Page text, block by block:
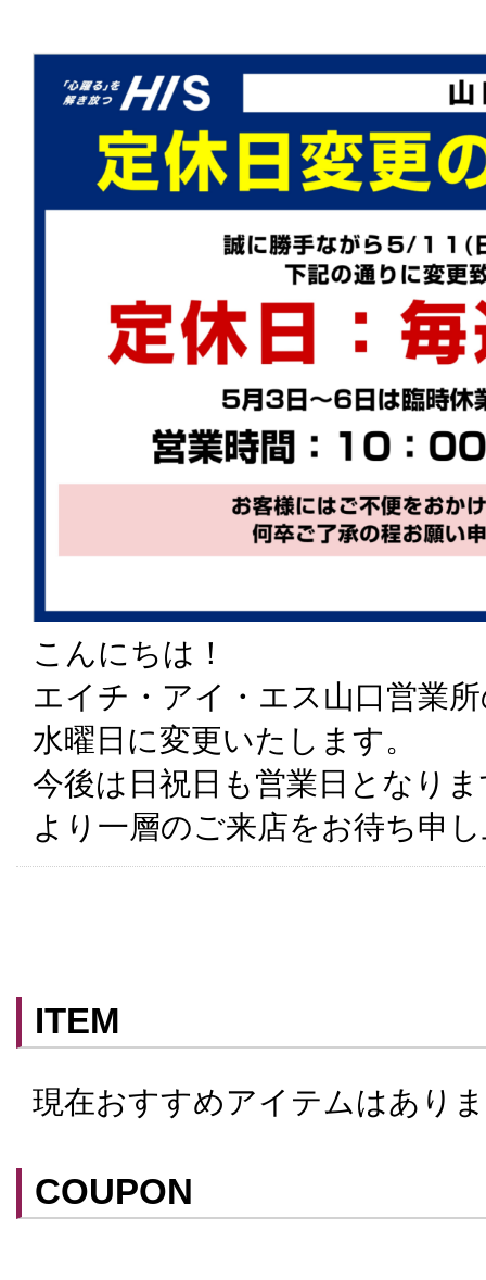
こんにちは！
エイチ・アイ・エス山口営業
水曜日に変更いたします。
今後は日祝日も営業日となり
より一層のご来店をお待ち申
ITEM
現在おすすめアイテムはあり
COUPON